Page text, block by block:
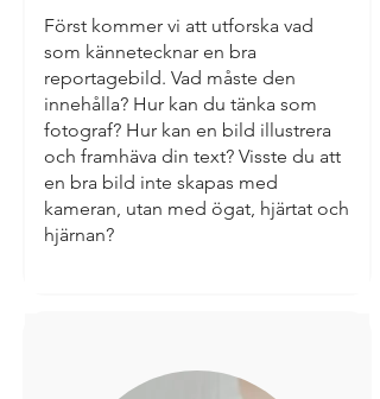
Först kommer vi att utforska vad
som kännetecknar en bra
reportagebild. Vad måste den
innehålla? Hur kan du tänka som
fotograf? Hur kan en bild illustrera
och framhäva din text? Visste du att
en bra bild inte skapas med
kameran, utan med ögat, hjärtat och
hjärnan?